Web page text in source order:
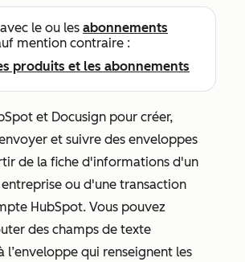
le ou les abonnements
mention contraire :
produits et les abonnements
et Docusign pour créer,
et suivre des enveloppes
de la fiche d'informations d'un
ou d'une transaction
HubSpot. Vous pouvez
des champs de texte
l’enveloppe qui renseignent les